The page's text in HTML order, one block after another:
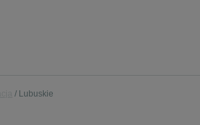
Lubuskie